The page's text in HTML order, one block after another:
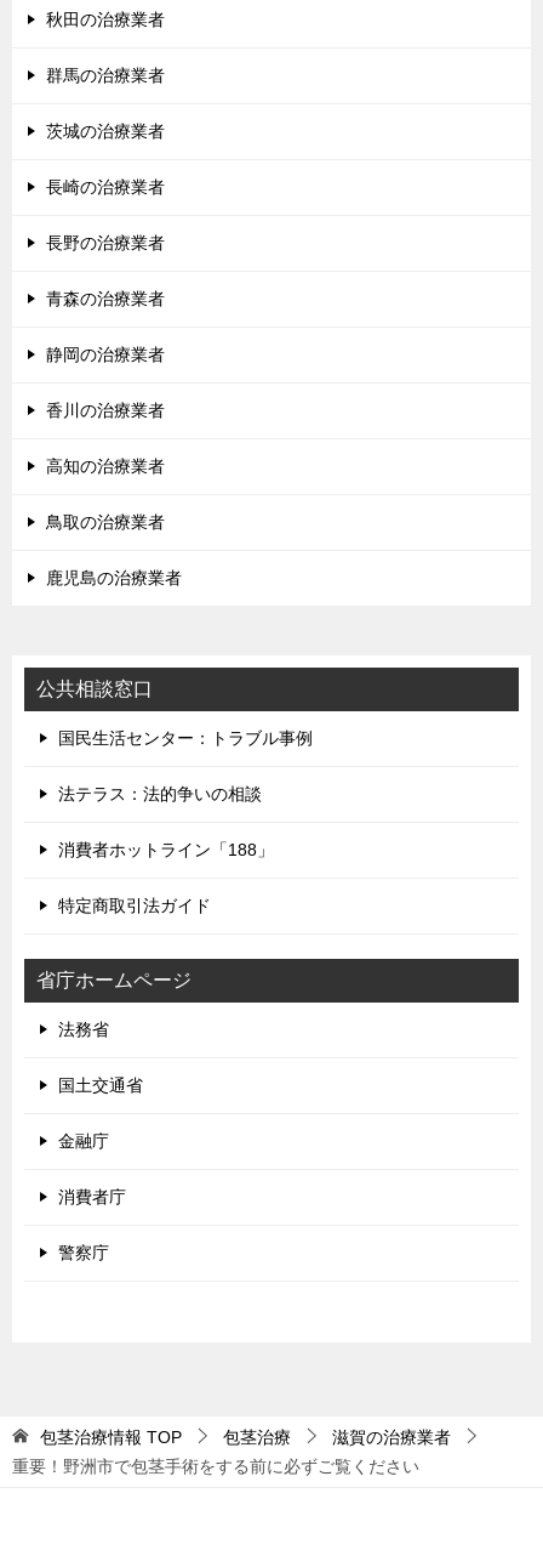
秋田の治療業者
群馬の治療業者
茨城の治療業者
長崎の治療業者
長野の治療業者
青森の治療業者
静岡の治療業者
香川の治療業者
高知の治療業者
鳥取の治療業者
鹿児島の治療業者
公共相談窓口
国民生活センター：トラブル事例
法テラス：法的争いの相談
消費者ホットライン「188」
特定商取引法ガイド
省庁ホームページ
法務省
国土交通省
金融庁
消費者庁
警察庁
包茎治療情報 TOP 包茎治療
滋賀の治療業者
重要！野洲市で包茎手術をする前に必ずご覧ください